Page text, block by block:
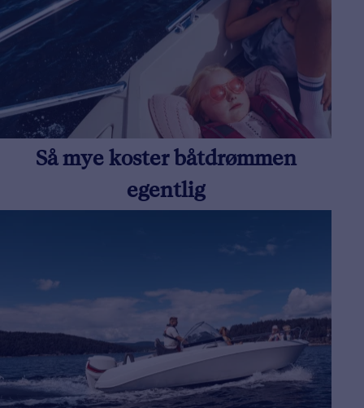
Så mye koster båtdrømmen
egentlig